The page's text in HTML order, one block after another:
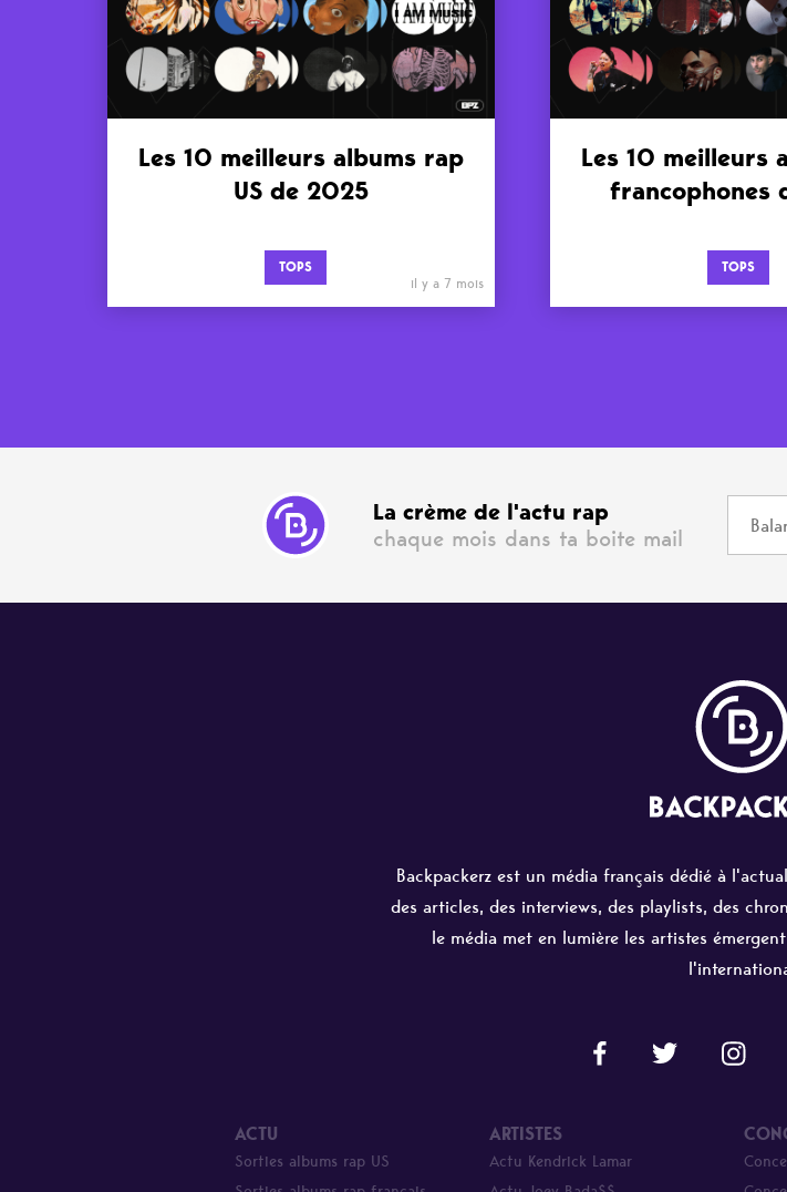
Les 10 meilleurs albums rap
US de 2025
TOPS
il y a 7 mois
Les 10 meilleurs
francophones
TOPS
La crème de l'actu rap
chaque mois dans ta boite mail
Backpackerz est un média français dédié à
des articles, des interviews, des playlists, des
le média met en lumière les artistes
ACTU
Sorties albums rap US
ARTISTES
Actu Kendrick Lamar